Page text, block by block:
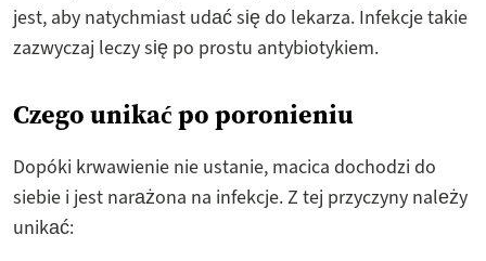
jest, aby natychmiast udać się do lekarza. Infekcje takie
zazwyczaj leczy się po prostu antybiotykiem.
Czego unikać po poronieniu
Dopóki krwawienie nie ustanie, macica dochodzi do
siebie i jest narażona na infekcje. Z tej przyczyny należy
unikać: